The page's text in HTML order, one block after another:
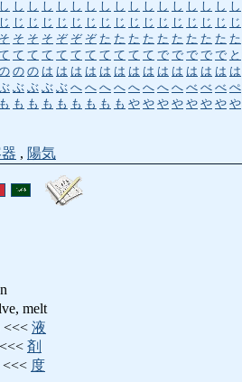
し し し し し し し し し し し し し し し し し
じ じ じ じ じ じ じ じ じ じ じ じ じ じ じ じ じ
そ そ そ そ ぞ ぞ ぞ た た た た た た た た た た
て て て て て て て て て て で で で で で と
の の は は は は は は は は は は は は は は
ぶ ぶ ぶ ぶ へ へ へ へ へ へ へ へ べ べ べ ぺ
も も も も も も も も も や や や や や や や や
, 陽気
melt
<<< 液
剤
度